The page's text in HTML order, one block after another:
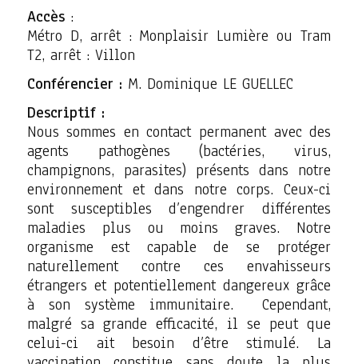
Accès:
Métro D, arrêt : Monplaisir Lumière ou Tram
T2, arrêt : Villon
Conférencier : M. Dominique LE GUELLEC
Descriptif :
Nous sommes en contact permanent avec des
agents pathogènes (bactéries, virus,
champignons, parasites) présents dans notre
environnement et dans notre corps. Ceux-ci
sont susceptibles d’engendrer différentes
maladies plus ou moins graves. Notre
organisme est capable de se protéger
naturellement contre ces envahisseurs
étrangers et potentiellement dangereux grâce
à son système immunitaire. Cependant,
malgré sa grande efficacité, il se peut que
celui-ci ait besoin d’être stimulé. La